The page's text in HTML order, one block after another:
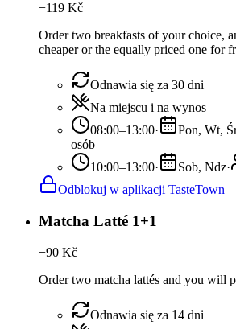
−119 Kč
Order two breakfasts of your choice,
cheaper or the equally priced one for
Odnawia się za 30 dni
Na miejscu i na wynos
08:00–13:00· Pon, Wt,
osób
10:00–13:00· Sob, Ndz·
Odblokuj w aplikacji TasteTown
Matcha Latté 1+1
−90 Kč
Order two matcha lattés and you will
Odnawia się za 14 dni